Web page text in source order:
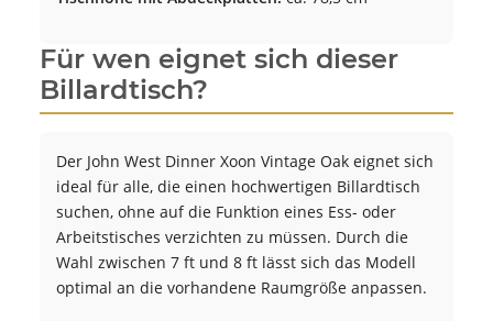
Für wen eignet sich dieser
Billardtisch?
Der John West Dinner Xoon Vintage Oak eignet sich
ideal für alle, die einen hochwertigen Billardtisch
suchen, ohne auf die Funktion eines Ess- oder
Arbeitstisches verzichten zu müssen. Durch die
Wahl zwischen 7 ft und 8 ft lässt sich das Modell
optimal an die vorhandene Raumgröße anpassen.